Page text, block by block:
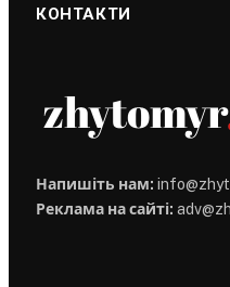
КОНТАКТИ
Напишіть нам:
Реклама на сайті: